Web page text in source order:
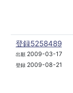
登録5258489
出願2009-03-17
登録2009-08-21